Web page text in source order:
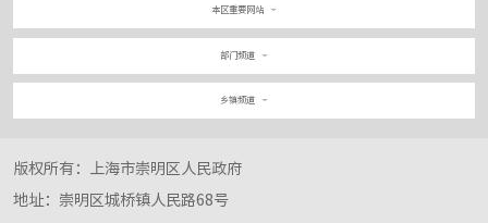
本区重要网站
部门频道
乡镇频道
版权所有：上海市崇明区人民政府
地址：崇明区城桥镇人民路68号